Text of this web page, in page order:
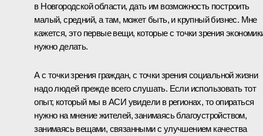
в Новгородской области, дать им возможность построить
малый, средний, а там, может быть, и крупный бизнес. Мне
кажется, это первые вещи, которые с точки зрения
нужно делать.
А с точки зрения граждан, с точки зрения социальной жизни
надо людей прежде всего слушать. Если использовать тот
опыт, который мы в АСИ увидели в регионах, то опираться
нужно на мнение жителей, занимаясь благоустройством,
занимаясь вещами, связанными с улучшением качества